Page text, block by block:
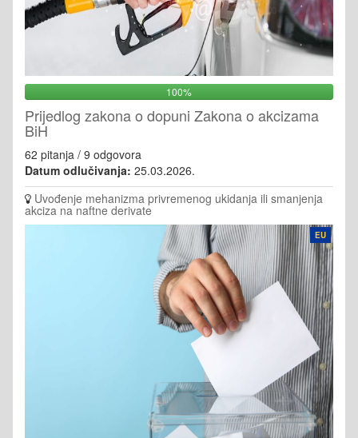
100%
Prijedlog zakona o dopuni Zakona o akcizama
BiH
62 pitanja / 9 odgovora
Datum odlučivanja: 25.03.2026.
Uvođenje mehanizma privremenog ukidanja ili smanjenja
akciza na naftne derivate
EU